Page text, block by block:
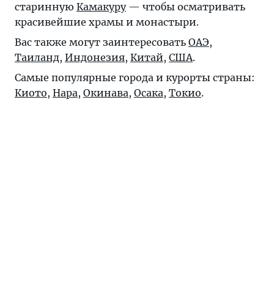
старинную Камакуру— чтобы осматривать
красивейшие храмы и монастыри.
Вас также могут заинтересовать ОАЭ,
Таиланд, Индонезия, Китай, США.
Самые популярные города и курорты страны:
Киото, Нара, Окинава, Осака, Токио.